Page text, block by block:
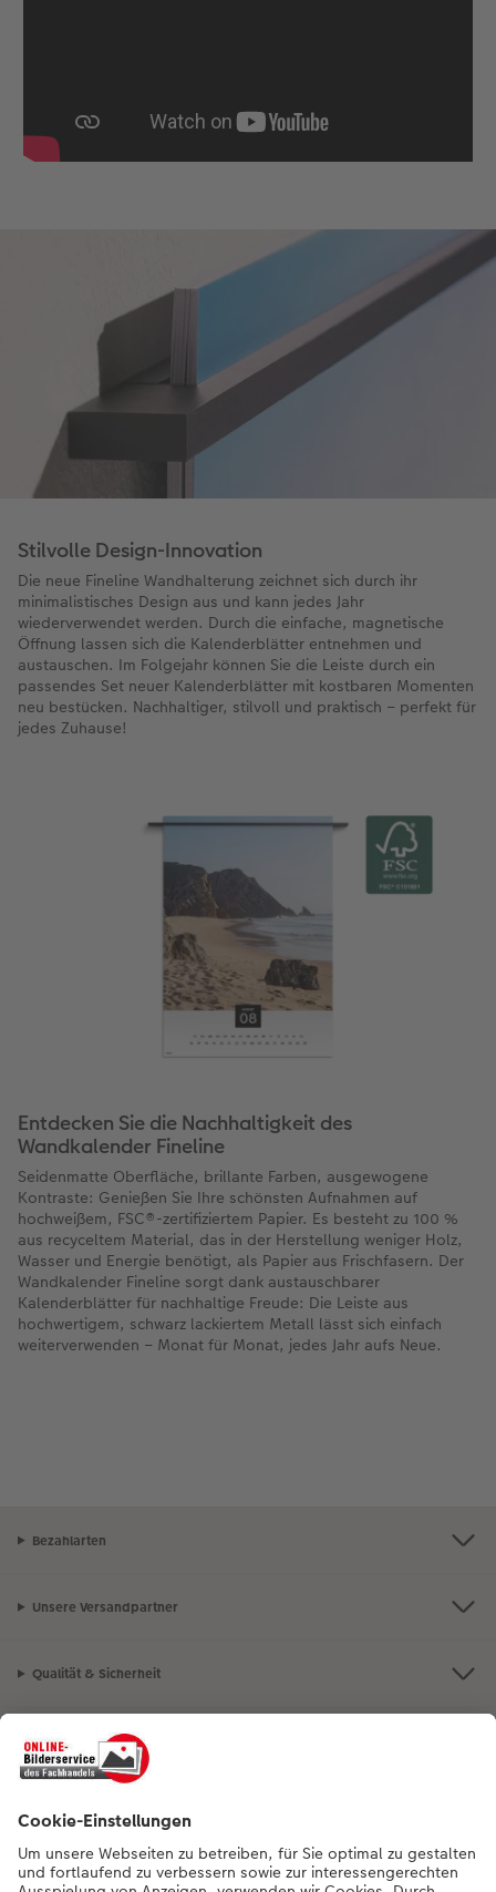
Stilvolle Design-Innovation
Die neue Fineline Wandhalterung zeichnet sich durch ihr
minimalistisches Design aus und kann jedes Jahr
wiederverwendet werden. Durch die einfache, magnetische
Öffnung lassen sich die Kalenderblätter entnehmen und
austauschen. Im Folgejahr können Sie die Leiste durch ein
passendes Set neuer Kalenderblätter mit kostbaren Momenten
neu bestücken. Nachhaltiger, stilvoll und praktisch – perfekt für
jedes Zuhause!
Entdecken Sie die Nachhaltigkeit des
Wandkalender Fineline
Seidenmatte Oberfläche, brillante Farben, ausgewogene
Kontraste: Genießen Sie Ihre schönsten Aufnahmen auf
hochweißem, FSC®-zertifiziertem Papier. Es besteht zu 100 %
aus recyceltem Material, das in der Herstellung weniger Holz,
Wasser und Energie benötigt, als Papier aus Frischfasern. Der
Wandkalender Fineline sorgt dank austauschbarer
Kalenderblätter für nachhaltige Freude: Die Leiste aus
hochwertigem, schwarz lackiertem Metall lässt sich einfach
weiterverwenden – Monat für Monat, jedes Jahr aufs Neue.
Bezahlarten
Unsere Versandpartner
Qualität & Sicherheit
Nachhaltigkeit bei CEWE
Informationen